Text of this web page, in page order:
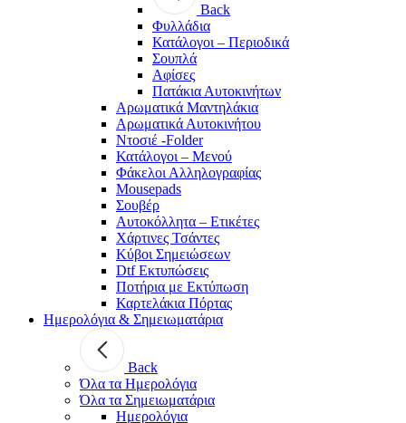
Back
Φυλλάδια
Κατάλογοι – Περιοδικά
Σουπλά
Αφίσες
Πατάκια Αυτοκινήτων
Αρωματικά Μαντηλάκια
Αρωματικά Αυτοκινήτου
Ντοσιέ -Folder
Κατάλογοι – Μενού
Φάκελοι Αλληλογραφίας
Mousepads
Σουβέρ
Αυτοκόλλητα – Ετικέτες
Χάρτινες Τσάντες
Κύβοι Σημειώσεων
Dtf Εκτυπώσεις
Ποτήρια με Εκτύπωση
Καρτελάκια Πόρτας
Ημερολόγια & Σημειωματάρια
Back
Όλα τα Ημερολόγια
Όλα τα Σημειωματάρια
Ημερολόγια